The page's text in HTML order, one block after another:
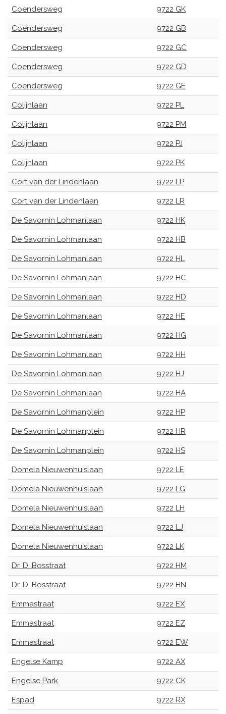
Coendersweg 9722 GK
Coendersweg 9722 GB
Coendersweg 9722 GC
Coendersweg 9722 GD
Coendersweg 9722 GE
Colijnlaan 9722 PL
Colijnlaan 9722 PM
Colijnlaan 9722 PJ
Colijnlaan 9722 PK
Cort van der Lindenlaan 9722 LP
Cort van der Lindenlaan 9722 LR
De Savornin Lohmanlaan 9722 HK
De Savornin Lohmanlaan 9722 HB
De Savornin Lohmanlaan 9722 HL
De Savornin Lohmanlaan 9722 HC
De Savornin Lohmanlaan 9722 HD
De Savornin Lohmanlaan 9722 HE
De Savornin Lohmanlaan 9722 HG
De Savornin Lohmanlaan 9722 HH
De Savornin Lohmanlaan 9722 HJ
De Savornin Lohmanlaan 9722 HA
De Savornin Lohmanplein 9722 HP
De Savornin Lohmanplein 9722 HR
De Savornin Lohmanplein 9722 HS
Domela Nieuwenhuislaan 9722 LE
Domela Nieuwenhuislaan 9722 LG
Domela Nieuwenhuislaan 9722 LH
Domela Nieuwenhuislaan 9722 LJ
Domela Nieuwenhuislaan 9722 LK
Dr. D. Bosstraat 9722 HM
Dr. D. Bosstraat 9722 HN
Emmastraat 9722 EX
Emmastraat 9722 EZ
Emmastraat 9722 EW
Engelse Kamp 9722 AX
Engelse Park 9722 CK
Espad 9722 RX